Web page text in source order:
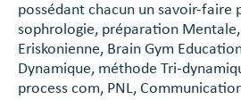
possédant chacun un savoir-faire
sophrologie, préparation Mentale,
Eriskonienne, Brain Gym
Dynamique, méthode Tri-
process com, PNL,